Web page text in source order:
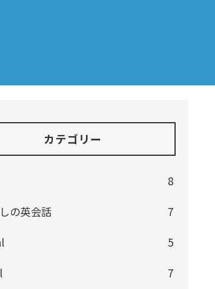
カテゴリー
8
の英会話
7
5
7